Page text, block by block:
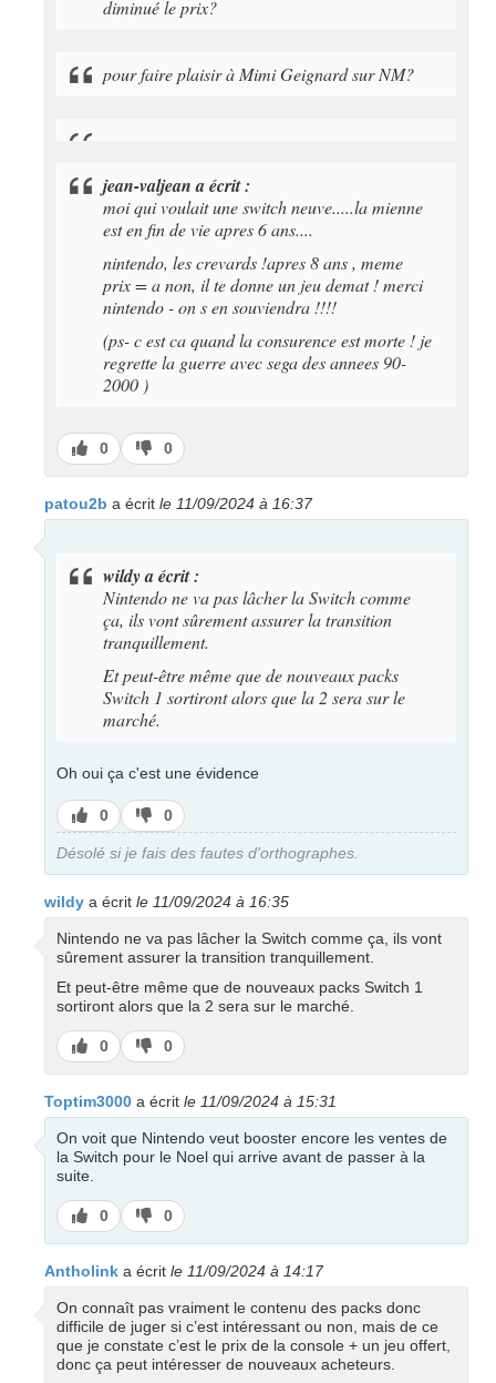
diminué le prix?
pour faire plaisir à Mimi Geignard sur NM?
jean-valjean a écrit :
moi qui voulait une switch neuve.....la mienne
est en fin de vie apres 6 ans....
nintendo, les crevards !apres 8 ans , meme
prix = a non, il te donne un jeu demat ! merci
nintendo - on s en souviendra !!!!
(ps- c est ca quand la consurence est morte ! je
regrette la guerre avec sega des annees 90-
2000 )
J’aime
0
J’aime
pas
0
patou2b a écrit le 11/09/2024 à 16:37
wildy a écrit :
Nintendo ne va pas lâcher la Switch comme
ça, ils vont sûrement assurer la transition
tranquillement.
Et peut-être même que de nouveaux packs
Switch 1 sortiront alors que la 2 sera sur le
marché.
Oh oui ça c'est une évidence
J’aime
0
J’aime
pas
0
Désolé si je fais des fautes d'orthographes.
wildy a écrit le 11/09/2024 à 16:35
Nintendo ne va pas lâcher la Switch comme ça, ils vont
sûrement assurer la transition tranquillement.
Et peut-être même que de nouveaux packs Switch 1
sortiront alors que la 2 sera sur le marché.
J’aime
0
J’aime
pas
0
Toptim3000 a écrit le 11/09/2024 à 15:31
On voit que Nintendo veut booster encore les ventes de
la Switch pour le Noel qui arrive avant de passer à la
suite.
J’aime
0
J’aime
pas
0
Antholink a écrit le 11/09/2024 à 14:17
On connaît pas vraiment le contenu des packs donc
difficile de juger si c’est intéressant ou non, mais de ce
que je constate c’est le prix de la console + un jeu offert,
donc ça peut intéresser de nouveaux acheteurs.